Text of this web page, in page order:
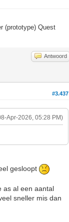
(prototype) Quest
Antwoord
#3.437
Apr-2026, 05:28 PM)
gesloopt
as al een aantal
sneller mis dan